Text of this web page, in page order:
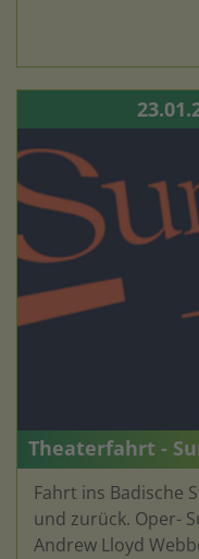
Theaterfahrt -
Fahrt ins Badische
und zurück. Oper-
Andrew Lloyd